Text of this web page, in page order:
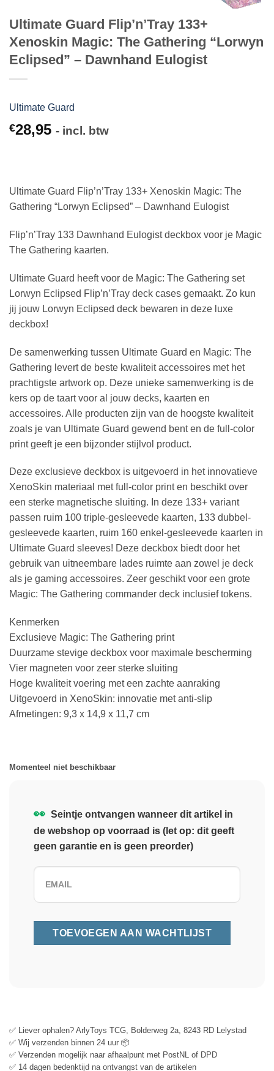
Ultimate Guard Flip’n’Tray 133+
Xenoskin Magic: The Gathering “Lorwyn
Eclipsed” – Dawnhand Eulogist
Ultimate Guard
€28,95 - incl. btw
Ultimate Guard Flip’n’Tray 133+ Xenoskin Magic: The
Gathering “Lorwyn Eclipsed” – Dawnhand Eulogist
Flip’n’Tray 133 Dawnhand Eulogist deckbox voor je Magic
The Gathering kaarten.
Ultimate Guard heeft voor de Magic: The Gathering set
Lorwyn Eclipsed Flip’n’Tray deck cases gemaakt. Zo kun
jij jouw Lorwyn Eclipsed deck bewaren in deze luxe
deckbox!
De samenwerking tussen Ultimate Guard en Magic: The
Gathering levert de beste kwaliteit accessoires met het
prachtigste artwork op. Deze unieke samenwerking is de
kers op de taart voor al jouw decks, kaarten en
accessoires. Alle producten zijn van de hoogste kwaliteit
zoals je van Ultimate Guard gewend bent en de full-color
print geeft je een bijzonder stijlvol product.
Deze exclusieve deckbox is uitgevoerd in het innovatieve
XenoSkin materiaal met full-color print en beschikt over
een sterke magnetische sluiting. In deze 133+ variant
passen ruim 100 triple-gesleevede kaarten, 133 dubbel-
gesleevede kaarten, ruim 160 enkel-gesleevede kaarten in
Ultimate Guard sleeves! Deze deckbox biedt door het
gebruik van uitneembare lades ruimte aan zowel je deck
als je gaming accessoires. Zeer geschikt voor een grote
Magic: The Gathering commander deck inclusief tokens.
Kenmerken
Exclusieve Magic: The Gathering print
Duurzame stevige deckbox voor maximale bescherming
Vier magneten voor zeer sterke sluiting
Hoge kwaliteit voering met een zachte aanraking
Uitgevoerd in XenoSkin: innovatie met anti-slip
Afmetingen: 9,3 x 14,9 x 11,7 cm
Momenteel niet beschikbaar
👀 Seintje ontvangen wanneer dit artikel in
de webshop op voorraad is (let op: dit geeft
geen garantie en is geen preorder)
✅ Liever ophalen? ArlyToys TCG, Bolderweg 2a, 8243 RD Lelystad
✅ Wij verzenden binnen 24 uur 📦
✅ Verzenden mogelijk naar afhaalpunt met PostNL of DPD
✅ 14 dagen bedenktijd na ontvangst van de artikelen